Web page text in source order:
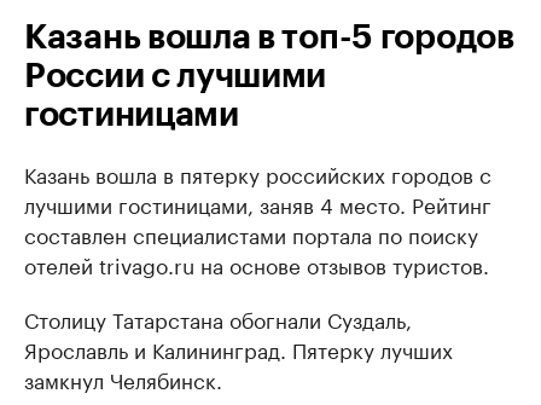
Казань вошла в топ-5 городов
России с лучшими
гостиницами
Казань вошла в пятерку российских городов с
лучшими гостиницами, заняв 4 место. Рейтинг
составлен специалистами портала по поиску
отелей trivago.ru на основе отзывов туристов.
Столицу Татарстана обогнали Суздаль,
Ярославль и Калининград. Пятерку лучших
замкнул Челябинск.